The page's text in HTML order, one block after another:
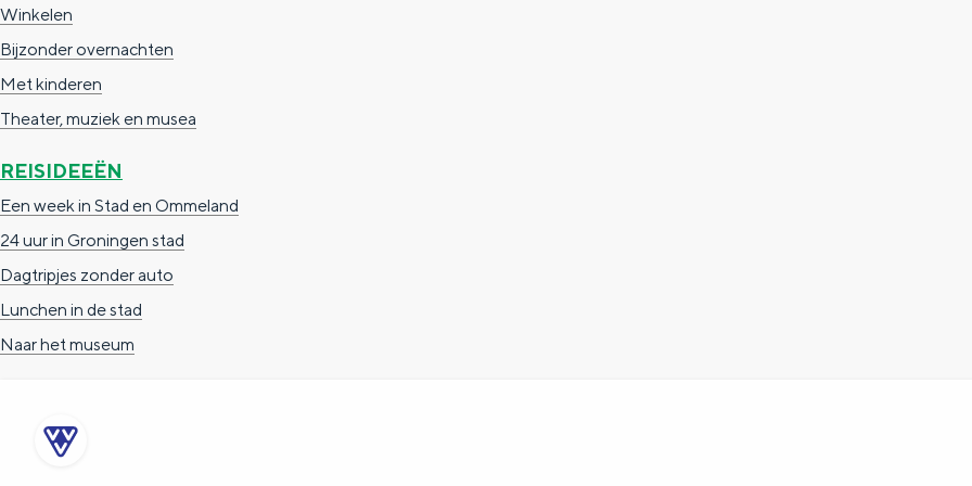
Winkelen
Bijzonder overnachten
Met kinderen
Theater, muziek en musea
REISIDEEËN
Een week in Stad en Ommeland
24 uur in Groningen stad
Dagtripjes zonder auto
Lunchen in de stad
Naar het museum